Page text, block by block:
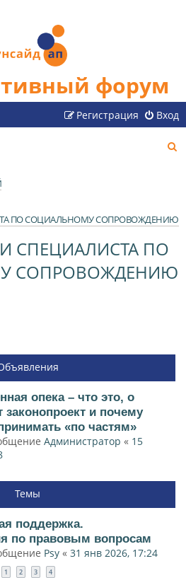
форум
Вход
Регистрация
ПО СОЦИАЛЬНОМУ СОПРОВОЖДЕНИЮ
СПЕЦИАЛИСТА ПО
СОПРОВОЖДЕНИЮ
опека – что это, о
законопроект и почему
«по частям»
Администратор « 15
Темы
поддержка.
по правовым вопросам
Psy « 31 янв 2026, 17:24
1 2 3 4